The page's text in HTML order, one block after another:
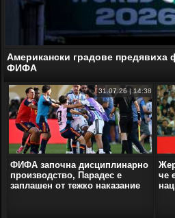
Американски градове предявиха
ФИФА
31.07.26 | 14:38
ФИФА започна дисциплинарно
производство, Парадес е
заплашен от тежко наказание
че